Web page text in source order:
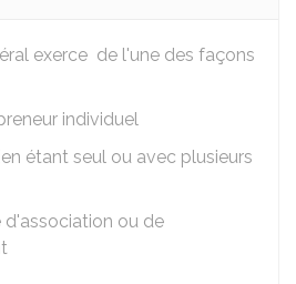
exerce de l'une des façons
individuel
étant seul ou avec plusieurs
d'association ou de